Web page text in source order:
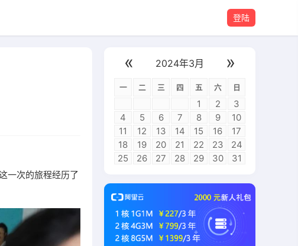
登陆
一次的旅程经历了
« 2024年3月 »
一 二 三 四 五 六 日
1 2
3
4
5 6 7 8 9
10
11
12 13 14 15 16
17
18
19 20 21 22 23
24
25
26 27 28 29 30 31